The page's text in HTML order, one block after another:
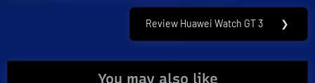
Next
Review Huawei Watch GT 3 ❯
You may also like